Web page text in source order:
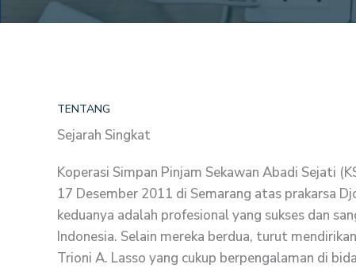
TENTANG
Sejarah Singkat
Koperasi Simpan Pinjam Sekawan Abadi Sejati
17 Desember 2011 di Semarang atas prakarsa
keduanya adalah profesional yang sukses dan
Indonesia. Selain mereka berdua, turut
Trioni A. Lasso yang cukup berpengalaman di